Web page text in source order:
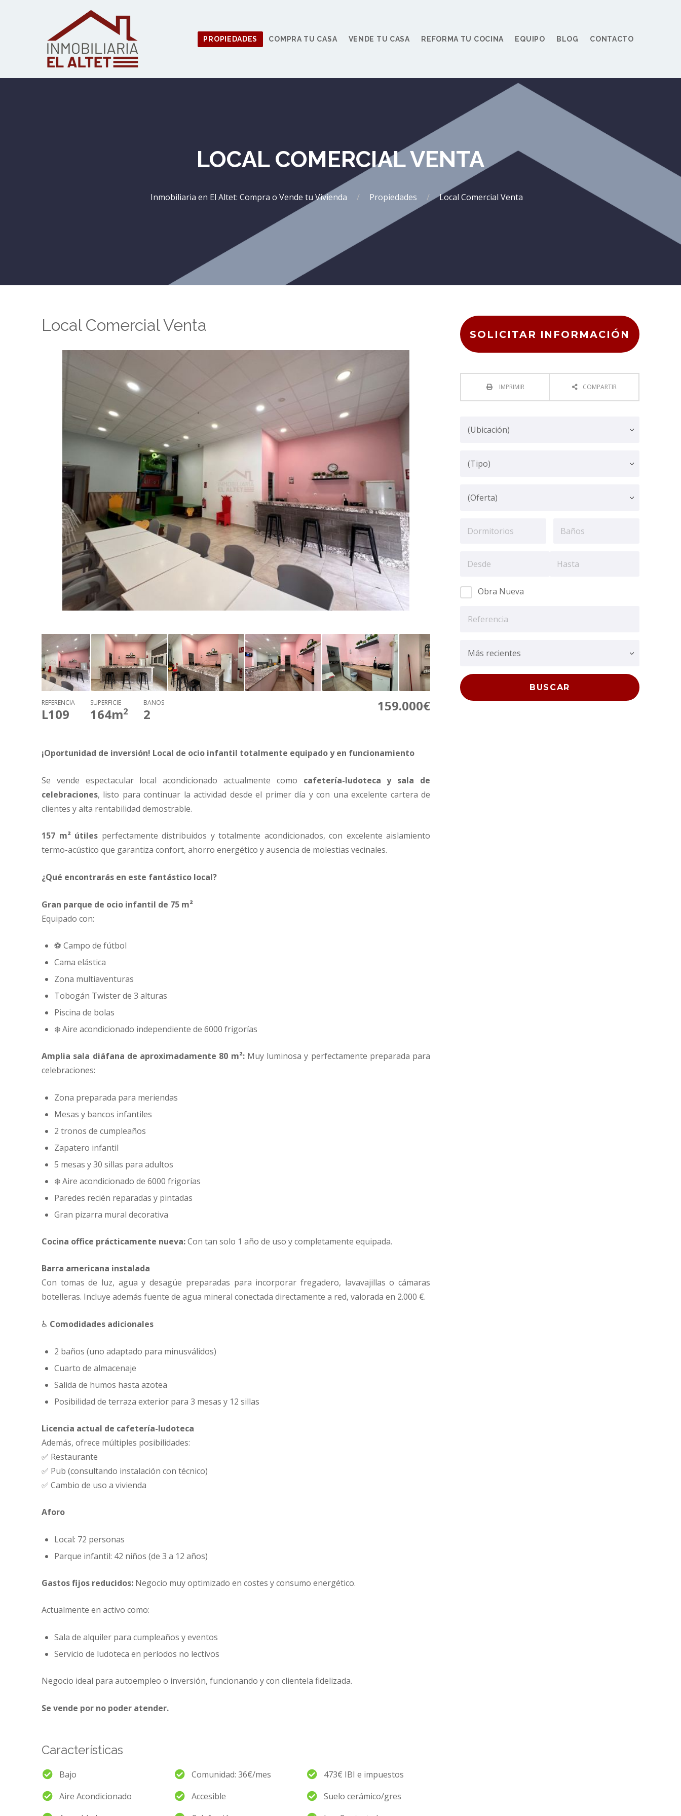
PROPIEDADES COMPRA TU CASA VENDE TU CASA REFORMA TU COCINA EQUIPO BLOG CONTACTO
LOCAL COMERCIAL VENTA
Inmobiliaria en El Altet: Compra o Vende tu Vivienda Propiedades Local Comercial Venta
Local Comercial Venta
159.000€
REFERENCIA
L109
SUPERFICIE
164m2
BAÑOS
2
¡Oportunidad de inversión! Local de ocio infantil totalmente equipado y en funcionamiento
Se vende espectacular local acondicionado actualmente como cafetería-ludoteca y sala de
celebraciones, listo para continuar la actividad desde el primer día y con una excelente cartera de
clientes y alta rentabilidad demostrable.
157 m² útiles perfectamente distribuidos y totalmente acondicionados, con excelente aislamiento
termo-acústico que garantiza confort, ahorro energético y ausencia de molestias vecinales.
¿Qué encontrarás en este fantástico local?
Gran parque de ocio infantil de 75 m²
Equipado con:
⚽ Campo de fútbol
Cama elástica
Zona multiaventuras
Tobogán Twister de 3 alturas
Piscina de bolas
❄️ Aire acondicionado independiente de 6000 frigorías
Amplia sala diáfana de aproximadamente 80 m²: Muy luminosa y perfectamente preparada para
celebraciones:
Zona preparada para meriendas
Mesas y bancos infantiles
2 tronos de cumpleaños
Zapatero infantil
5 mesas y 30 sillas para adultos
❄️ Aire acondicionado de 6000 frigorías
Paredes recién reparadas y pintadas
Gran pizarra mural decorativa
Cocina office prácticamente nueva:Con tan solo 1 año de uso y completamente equipada.
Barra americana instalada
Con tomas de luz, agua y desagüe preparadas para incorporar fregadero, lavavajillas o cámaras
botelleras. Incluye además fuente de agua mineral conectada directamente a red, valorada en 2.000 €.
♿ Comodidades adicionales
2 baños (uno adaptado para minusválidos)
Cuarto de almacenaje
Salida de humos hasta azotea
Posibilidad de terraza exterior para 3 mesas y 12 sillas
Licencia actual de cafetería-ludoteca
Además, ofrece múltiples posibilidades:
✅ Restaurante
✅ Pub (consultando instalación con técnico)
✅ Cambio de uso a vivienda
Aforo
Local: 72 personas
Parque infantil: 42 niños (de 3 a 12 años)
Gastos fijos reducidos: Negocio muy optimizado en costes y consumo energético.
Actualmente en activo como:
Sala de alquiler para cumpleaños y eventos
Servicio de ludoteca en períodos no lectivos
Negocio ideal para autoempleo o inversión, funcionando y con clientela fidelizada.
Se vende por no poder atender.
Características
Bajo Comunidad: 36€/mes
473€ IBI e impuestos
Aire Acondicionado
Accesible
Suelo cerámico/gres
SOLICITAR INFORMACIÓN
IMPRIMIR COMPARTIR
Obra Nueva